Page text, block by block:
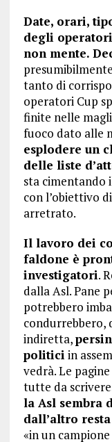
Date, orari,
degli
non mente.
tanto di
operatori Cup
finite nelle
fuoco dato alle
esplodere un
delle liste
sta cimentando
con l’obiettivo
arretrato.
Il lavoro dei
faldone è
investigatori.
dalla Asl. Pane
potrebbero
condurrebbero,
indiretta,
politici in
vedrà. Le
tutte da
la Asl sembra
dall’altro
«in un